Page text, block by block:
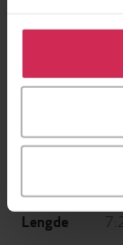
Klikk på
bruke cookies
tilpasse ditt
Forfattere
Forlag
Lengde